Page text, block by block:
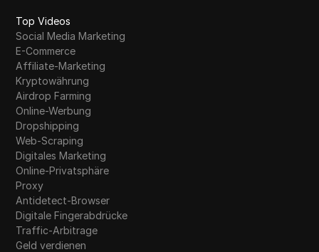
Top Videos
Social Media Marketing
E-Commerce
Affiliate-Marketing
Kryptowährung
Airdrop Farming
Online-Werbung
Dropshipping
Web-Scraping
Digitales Marketing
Online-Privatsphäre
Proxy
Antidetect-Browser
Digitale Fingerabdrücke
Traffic-Arbitrage
Geld verdienen